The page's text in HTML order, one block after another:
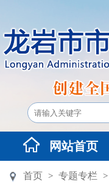
网站首页
首页 > 专题专栏 >